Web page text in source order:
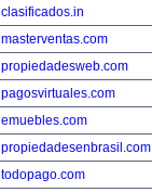
clasificados.in
masterventas.com
propiedadesweb.com
pagosvirtuales.com
emuebles.com
propiedadesenbrasil.com
todopago.com